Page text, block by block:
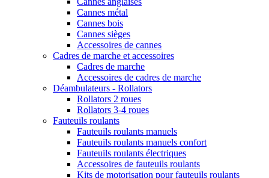
Cannes métal
Cannes bois
Cannes sièges
Accessoires de cannes
Cadres de marche et accessoires
Cadres de marche
Accessoires de cadres de marche
Déambulateurs - Rollators
Rollators 2 roues
Rollators 3-4 roues
Fauteuils roulants
Fauteuils roulants manuels
Fauteuils roulants manuels confort
Fauteuils roulants électriques
Accessoires de fauteuils roulants
Kits de motorisation pour fauteuils roulants